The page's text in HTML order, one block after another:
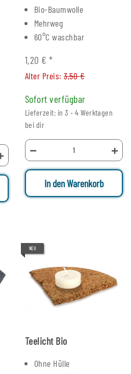
Bio-Baumwolle
Mehrweg
60°C waschbar
1,20 €*
Alter Preis:3,50 €
Sofort verfügbar
Lieferzeit: in 3 - 4 Werktagen
bei dir
In den Warenkorb
NEU
Teelicht Bio
Ohne Hülle